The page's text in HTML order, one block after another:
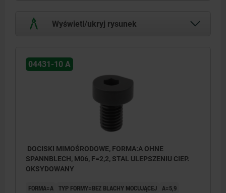
Wyświetl/ukryj rysunek
04431-10 A
DOCISKI MIMOŚRODOWE, FORMA:A OHNE
SPANNBLECH, M06, F=2,2, STAL ULEPSZENIU CIEP.
OKSYDOWANY
FORMA=A TYP FORMY=BEZ BLACHY MOCUJĄCEJ A=5,9